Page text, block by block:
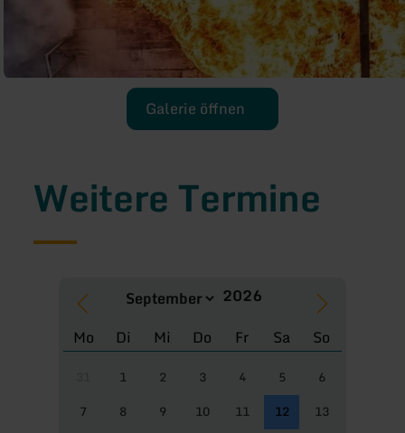
Galerie öffnen
Weitere Termine
Mo Di Mi Do Fr Sa So
1 2 3 4 5
6
7
8 9 10 11 12
13